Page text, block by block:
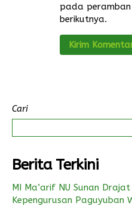
pada
berikutnya.
Cari
Berita Terkini
MI Ma’arif NU Sunan
Kepengurusan Paguyuban